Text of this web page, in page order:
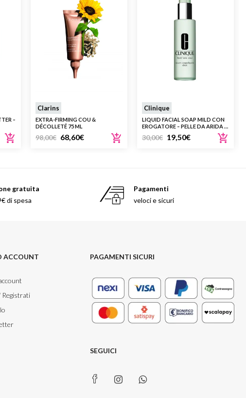
–
Clarins
EXTRA-FIRMING COU &
DÉCOLLETÉ 75 ML
98,00€ 68,60€
Clinique
LIQUID FACIAL SOAP MILD CON
EROGATORE – PELLE DA ARIDA A
30,00€ 19,50€
gratuita
di spesa
Pagamenti
veloci e sicuri
ACCOUNT
Registrati
PAGAMENTI SICURI
SEGUICI